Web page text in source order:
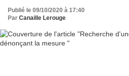
Publié le 09/10/2020 à 17:40
Par Canaille Lerouge